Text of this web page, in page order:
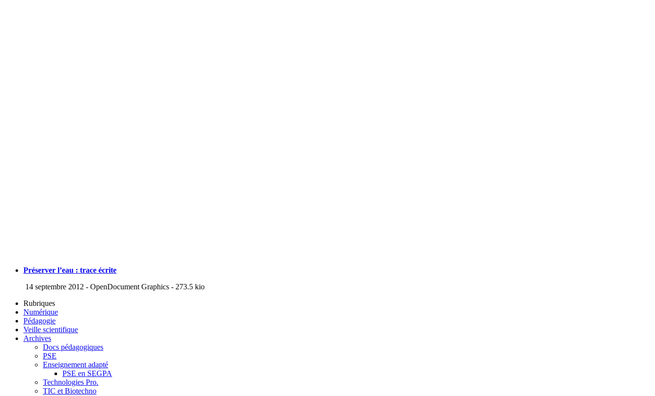
Préserver l’eau : trace écrite
14 septembre 2012 - OpenDocument Graphics - 273.5 kio
Rubriques
Numérique
Pédagogie
Veille scientifique
Archives
Docs pédagogiques
PSE
Enseignement adapté
PSE en SEGPA
Technologies Pro.
TIC et Biotechno